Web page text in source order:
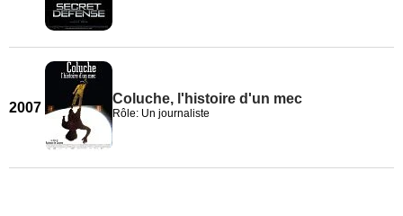
2007
Coluche, l'histoire d'un mec
Rôle: Un journaliste